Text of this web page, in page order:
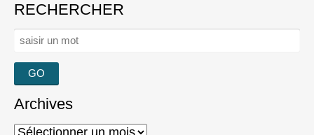
RECHERCHER
Rechercher :
Archives
Archives